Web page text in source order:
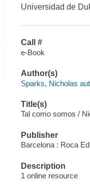
Universidad de
Call #
e-Book
Author(s)
Sparks, Nicholas
Title(s)
Tal como somos /
Publisher
Barcelona : Roca
Description
1 online resource